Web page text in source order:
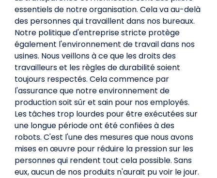
essentiels de notre organisation. Cela va au-delà
des personnes qui travaillent dans nos bureaux.
Notre politique d'entreprise stricte protège
également l'environnement de travail dans nos
usines. Nous veillons à ce que les droits des
travailleurs et les règles de durabilité soient
toujours respectés. Cela commence par
l'assurance que notre environnement de
production soit sûr et sain pour nos employés.
Les tâches trop lourdes pour être exécutées sur
une longue période ont été confiées à des
robots. C'est l'une des mesures que nous avons
mises en œuvre pour réduire la pression sur les
personnes qui rendent tout cela possible. Sans
eux, aucun de nos produits n'aurait pu voir le jour.